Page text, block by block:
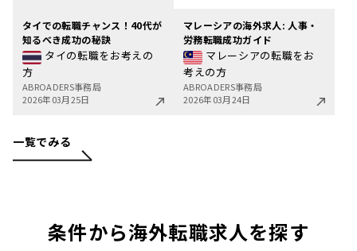
タイでの転職チャンス！40代が
知るべき成功の秘訣
タイの転職をお考えの
方
ABROADERS事務局
2026年03月25日
マレーシアの海外求人: 人事・
労務転職成功ガイド
マレーシアの転職をお
考えの方
ABROADERS事務局
2026年03月24日
一覧でみる
条件から海外転職求人を探す